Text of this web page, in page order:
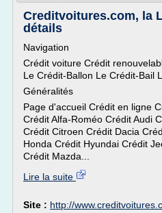
Creditvoitures.com, la
détails
Navigation
Crédit voiture Crédit
Le Crédit-Ballon Le Crédit-Bail
Généralités
Page d'accueil Crédit en ligne
Crédit Alfa-Roméo Crédit Audi
Crédit Citroen Crédit Dacia
Honda Crédit Hyundai Crédit
Crédit Mazda...
Lire la suite
Site : http://